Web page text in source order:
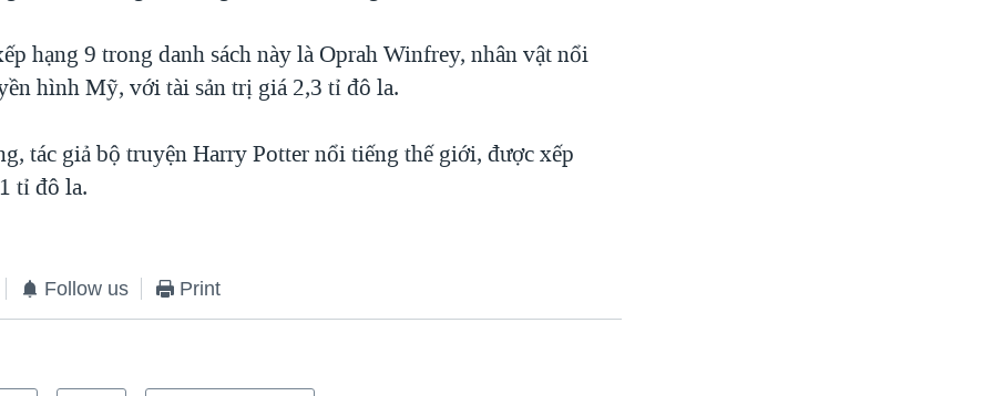
hạng 9 trong danh sách này là Oprah Winfrey, nhân vật nổi
hình Mỹ, với tài sản trị giá 2,3 tỉ đô la.
tác giả bộ truyện Harry Potter nổi tiếng thế giới, được xếp
tỉ đô la.
Follow us Print